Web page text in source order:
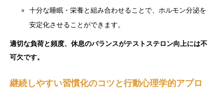
十分な睡眠・栄養と組み合わせることで、ホルモン分泌を
安定化させることができます。
適切な負荷と頻度、休息のバランスがテストステロン向上には不
可欠です。
継続しやすい習慣化のコツと行動心理学的アプロ